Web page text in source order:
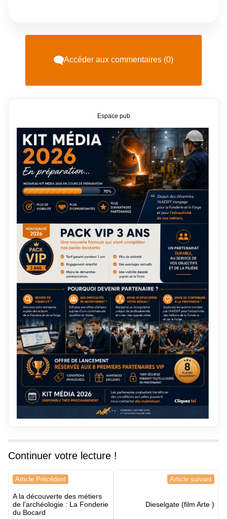
Accéder aux commentaires (0)
Espace pub
Continuer votre lecture !
Navigation
l’article
Article Précédent
A la découverte des métiers
de l’archéologie : La Fonderie
du Bocard
Article suivant
Dieselgate (film Arte )